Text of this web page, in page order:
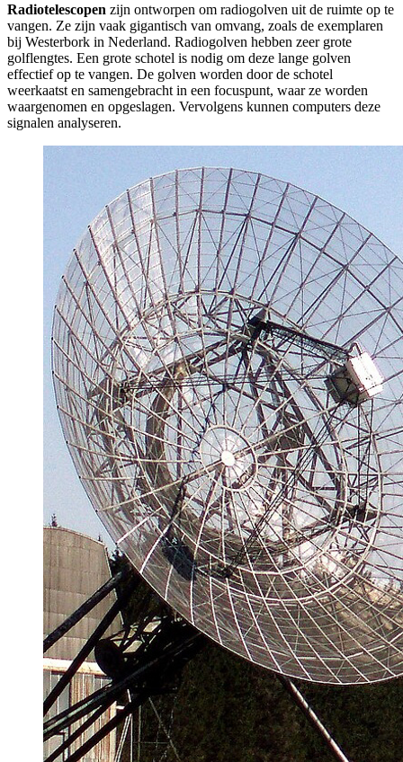
Radiotelescopen zijn ontworpen om radiogolven uit de ruimte op te
vangen. Ze zijn vaak gigantisch van omvang, zoals de exemplaren
bij Westerbork in Nederland. Radiogolven hebben zeer grote
golflengtes. Een grote schotel is nodig om deze lange golven
effectief op te vangen. De golven worden door de schotel
weerkaatst en samengebracht in een focuspunt, waar ze worden
waargenomen en opgeslagen. Vervolgens kunnen computers deze
signalen analyseren.